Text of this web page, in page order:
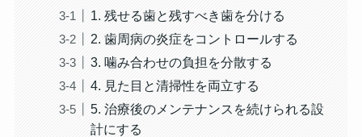
1. 残せる歯と残すべき歯を分ける
2. 歯周病の炎症をコントロールする
3. 噛み合わせの負担を分散する
4. 見た目と清掃性を両立する
5. 治療後のメンテナンスを続けられる設
計にする